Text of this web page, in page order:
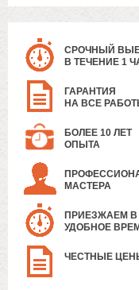
СРОЧНЫЙ
В ТЕЧЕНИЕ 1
ГАРАНТИЯ
НА ВСЕ
БОЛЕЕ 10 ЛЕТ
ОПЫТА
МАСТЕРА
ПРИЕЗЖАЕМ В
УДОБНОЕ
ЧЕСТНЫЕ